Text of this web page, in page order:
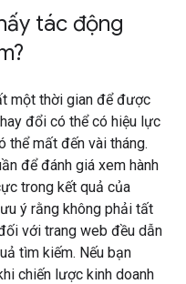
tác động
một thời gian để được
đổi có thể có hiệu lực
thể mất đến vài tháng.
để đánh giá xem hành
trong kết quả của
ý rằng không phải tất
với trang web đều dẫn
tìm kiếm. Nếu bạn
chiến lược kinh doanh